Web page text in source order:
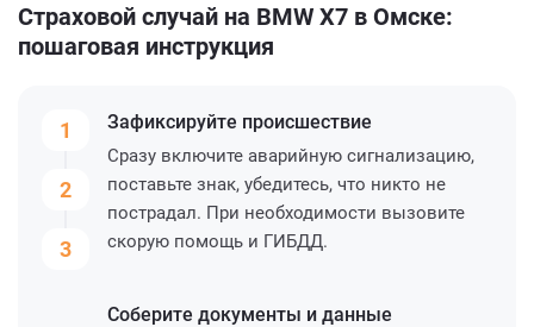
Страховой случай на BMW X7 в Омске:
пошаговая инструкция
1
2
3
Зафиксируйте происшествие
Сразу включите аварийную сигнализацию,
поставьте знак, убедитесь, что никто не
пострадал. При необходимости вызовите
скорую помощь и ГИБДД.
Соберите документы и данные